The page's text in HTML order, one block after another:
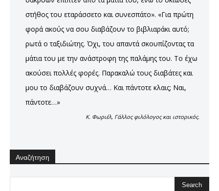
στήθος του εταράσσετο και συνεσπάτο». «Για πρώτη
φορά ακούς να σου διαβάζουν το βιβλιαράκι αυτό;
ρωτά ο ταξιδιώτης. Όχι, του απαντά σκουπίζοντας τα
μάτια του με την ανάστροφη της παλάμης του. Το έχω
ακούσει πολλές φορές. Παρακαλώ τους διαβάτες και
μου το διαβάζουν συχνά… Και πάντοτε κλαις; Ναι,
πάντοτε…»
Κ. Φωριέλ, Γάλλος φιλόλογος και ιστορικός.
Αναζήτηση